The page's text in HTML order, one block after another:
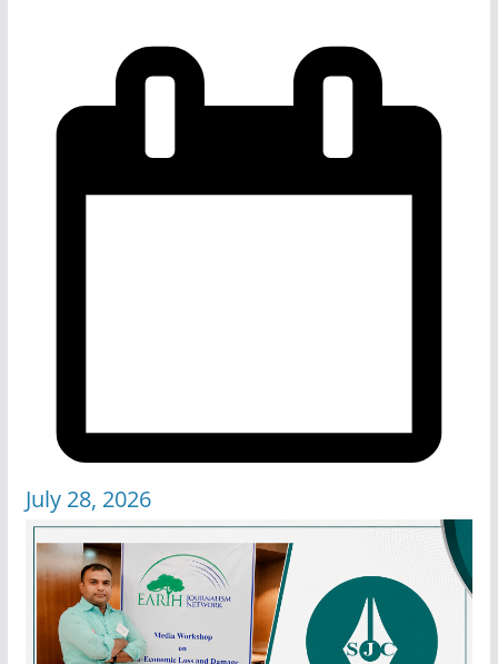
July 28, 2026